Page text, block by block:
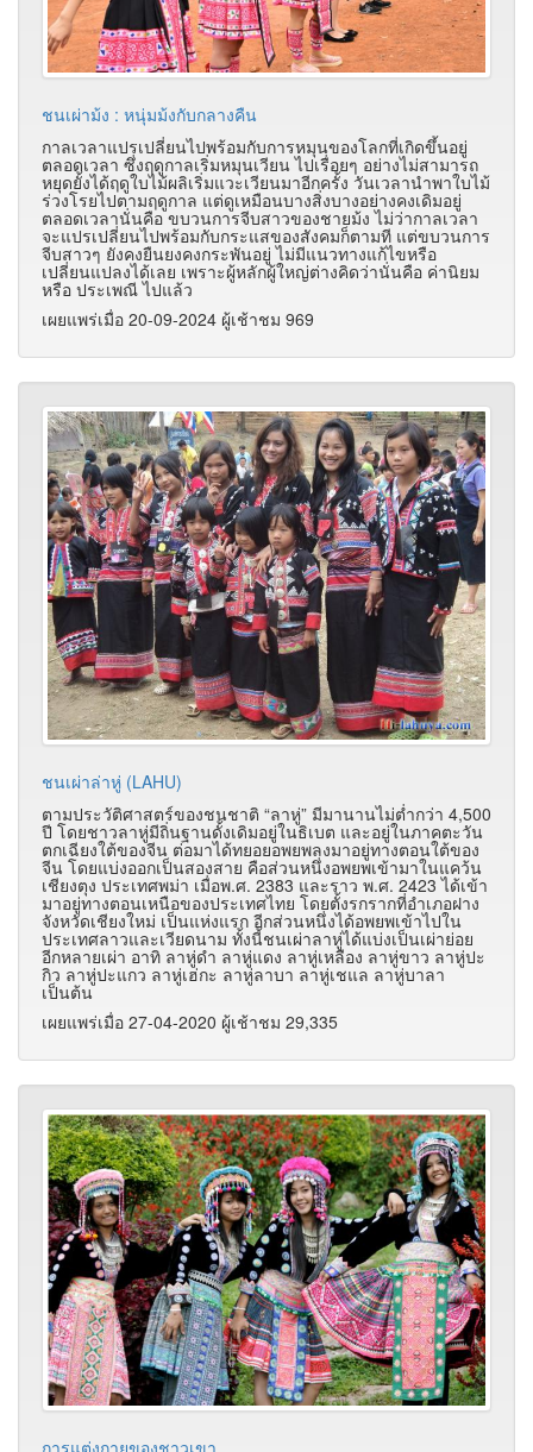
ชนเผ่าม้ง : หนุ่มม้งกับกลางคืน
กาลเวลาแปรเปลี่ยนไปพร้อมกับการหมุนของโลกที่เกิดขึ้นอยู่
ตลอดเวลา ซึ่งฤดูกาลเริ่มหมุนเวียน ไปเรื่อยๆ อย่างไม่สามารถ
หยุดยั้งได้ฤดูใบไม้ผลิเริ่มแวะเวียนมาอีกครั้ง วันเวลานำพาใบไม้
ร่วงโรยไปตามฤดูกาล แต่ดูเหมือนบางสิ่งบางอย่างคงเดิมอยู่
ตลอดเวลานั่นคือ ขบวนการจีบสาวของชายม้ง ไม่ว่ากาลเวลา
จะแปรเปลี่ยนไปพร้อมกับกระแสของสังคมก็ตามที แต่ขบวนการ
จีบสาวๆ ยังคงยืนยงคงกระพันอยู่ ไม่มีแนวทางแก้ไขหรือ
เปลี่ยนแปลงได้เลย เพราะผู้หลักผู้ใหญ่ต่างคิดว่านั่นคือ ค่านิยม
หรือ ประเพณี ไปแล้ว
เผยแพร่เมื่อ 20-09-2024 ผู้เช้าชม 969
ชนเผ่าล่าหู่ (LAHU)
ตามประวัติศาสตร์ของชนชาติ “ลาหู่” มีมานานไม่ต่ำกว่า 4,500
ปี โดยชาวลาหู่มีถิ่นฐานดั้งเดิมอยู่ในธิเบต และอยู่ในภาคตะวัน
ตกเฉียงใต้ของจีน ต่อมาได้ทยอยอพยพลงมาอยู่ทางตอนใต้ของ
จีน โดยแบ่งออกเป็นสองสาย คือส่วนหนึ่งอพยพเข้ามาในแคว้น
เชียงตุง ประเทศพม่า เมื่อพ.ศ. 2383 และราว พ.ศ. 2423 ได้เข้า
มาอยู่ทางตอนเหนือของประเทศไทย โดยตั้งรกรากที่อำเภอฝาง
จังหวัดเชียงใหม่ เป็นแห่งแรก อีกส่วนหนึ่งได้อพยพเข้าไปใน
ประเทศลาวและเวียดนาม ทั้งนี้ชนเผ่าลาหู่ได้แบ่งเป็นเผ่าย่อย
อีกหลายเผ่า อาทิ ลาหู่ดำ ลาหู่แดง ลาหู่เหลือง ลาหู่ขาว ลาหู่ปะ
กิว ลาหู่ปะแกว ลาหู่เฮ่กะ ลาหู่ลาบา ลาหู่เชแล ลาหู่บาลา
เป็นต้น
เผยแพร่เมื่อ 27-04-2020 ผู้เช้าชม 29,335